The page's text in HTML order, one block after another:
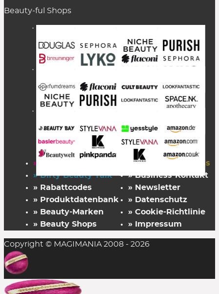
Beauty-ful Shops
» Startseite
» Dirty Beauty Talk
» Rabattcodes
» Produktdatenbank
» Beauty-Marken
» Beauty Shops
» FAZ Kaufkompass
» Business-Kontakt
» Newsletter
» Datenschutz
» Cookie-Richtlinie
» Impressum
Copyright © MAGIMANIA 2008 - 2026